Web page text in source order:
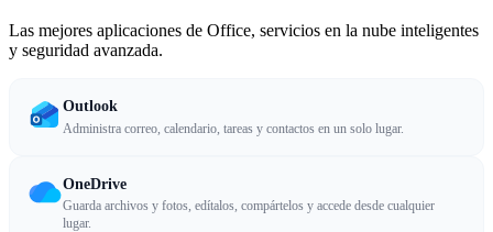
Las mejores aplicaciones de Office, servicios en la nube inteligentes
y seguridad avanzada.
Outlook
Administra correo, calendario, tareas y contactos en un solo lugar.
OneDrive
Guarda archivos y fotos, edítalos, compártelos y accede desde cualquier
lugar.